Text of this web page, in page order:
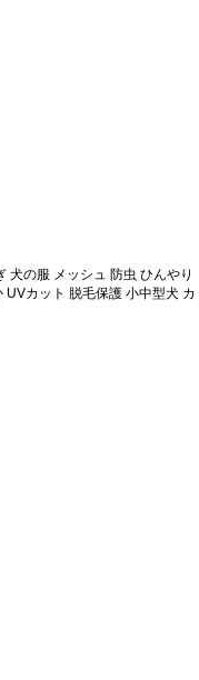
犬の服 メッシュ 防虫 ひんやり
カット 脱毛保護 小中型犬 カ